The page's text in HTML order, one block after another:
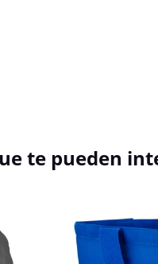
te pueden